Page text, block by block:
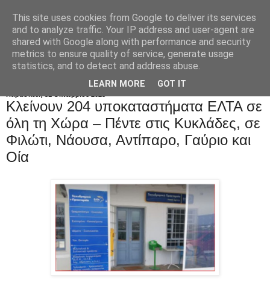
Κλείνουν 204 υποκαταστήματα ΕΛΤΑ σε
όλη τη Xώρα – Πέντε στις Κυκλάδες, σε
Φιλώτι, Νάουσα, Αντίπαρο, Γαύριο και
Οία
This site uses cookies from Google to deliver its services
and to analyze traffic. Your IP address and user-agent are
shared with Google along with performance and security
metrics to ensure quality of service, generate usage
statistics, and to detect and address abuse.
LEARN MORE GOT IT